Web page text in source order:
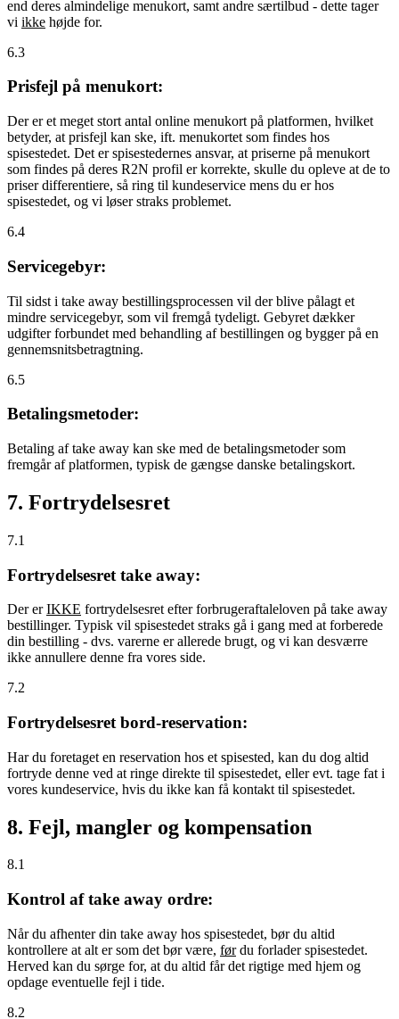
end deres almindelige menukort, samt andre særtilbud - dette tager
vi ikke højde for.
6.3
Prisfejl på menukort:
Der er et meget stort antal online menukort på platformen, hvilket
betyder, at prisfejl kan ske, ift. menukortet som findes hos
spisestedet. Det er spisestedernes ansvar, at priserne på menukort
som findes på deres R2N profil er korrekte, skulle du opleve at de to
priser differentiere, så ring til kundeservice mens du er hos
spisestedet, og vi løser straks problemet.
6.4
Servicegebyr:
Til sidst i take away bestillingsprocessen vil der blive pålagt et
mindre servicegebyr, som vil fremgå tydeligt. Gebyret dækker
udgifter forbundet med behandling af bestillingen og bygger på en
gennemsnitsbetragtning.
6.5
Betalingsmetoder:
Betaling af take away kan ske med de betalingsmetoder som
fremgår af platformen, typisk de gængse danske betalingskort.
7. Fortrydelsesret
7.1
Fortrydelsesret take away:
Der erIKKE fortrydelsesret efter forbrugeraftaleloven på take away
bestillinger. Typisk vil spisestedet straks gå i gang med at forberede
din bestilling - dvs. varerne er allerede brugt, og vi kan desværre
ikke annullere denne fra vores side.
7.2
Fortrydelsesret bord-reservation:
Har du foretaget en reservation hos et spisested, kan du dog altid
fortryde denne ved at ringe direkte til spisestedet, eller evt. tage fat i
vores kundeservice, hvis du ikke kan få kontakt til spisestedet.
8. Fejl, mangler og kompensation
8.1
Kontrol af take away ordre:
Når du afhenter din take away hos spisestedet, bør du altid
kontrollere at alt er som det bør være, førdu forlader spisestedet.
Herved kan du sørge for, at du altid får det rigtige med hjem og
opdage eventuelle fejl i tide.
8.2